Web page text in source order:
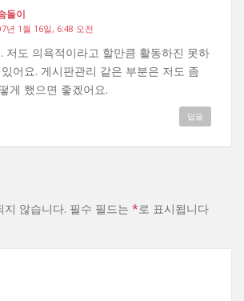
돌이
년 1월 16일, 6:48 오전
저도 의욕적이라고 할만큼 활동하진 못하
어요. 게시판관리 같은 부분은 저도 좀
게 했으면 좋겠어요.
답글
지 않습니다. 필수 필드는 *로 표시됩니다